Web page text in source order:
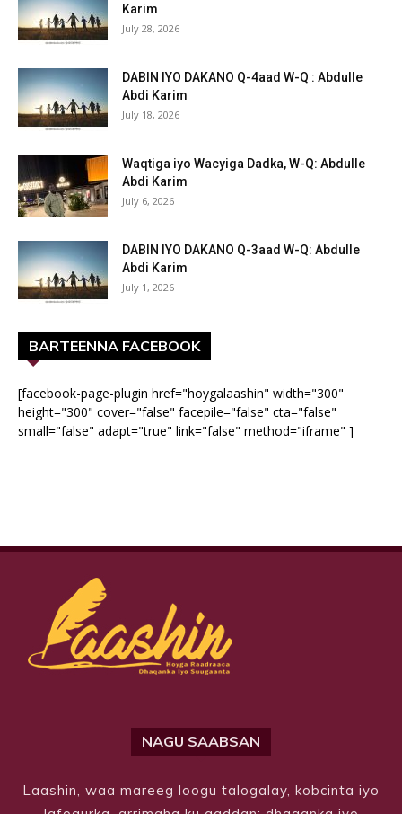
Karim
July 28, 2026
DABIN IYO DAKANO Q-4aad W-Q : Abdulle
Abdi Karim
July 18, 2026
Waqtiga iyo Wacyiga Dadka, W-Q: Abdulle
Abdi Karim
July 6, 2026
DABIN IYO DAKANO Q-3aad W-Q: Abdulle
Abdi Karim
July 1, 2026
BARTEENNA FACEBOOK
[facebook-page-plugin href="hoygalaashin" width="300"
height="300" cover="false" facepile="false" cta="false"
small="false" adapt="true" link="false" method="iframe" ]
NAGU SAABSAN
Laashin, waa mareeg loogu talogalay, kobcinta iyo